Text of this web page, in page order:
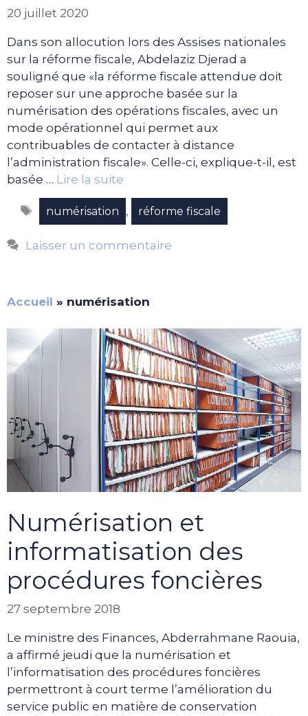
20 juillet 2020
Dans son allocution lors des Assises nationales
sur la réforme fiscale, Abdelaziz Djerad a
souligné que «la réforme fiscale attendue doit
reposer sur une approche basée sur la
numérisation des opérations fiscales, avec un
mode opérationnel qui permet aux
contribuables de contacter à distance
l’administration fiscale». Celle-ci, explique-t-il, est
basée … Lire la suite
Étiquettes
numérisation , réforme fiscale
Laisser un commentaire
Accueil » numérisation
Numérisation et
informatisation des
procédures foncières
27 septembre 2018
Le ministre des Finances, Abderrahmane Raouia,
a affirmé jeudi que la numérisation et
l’informatisation des procédures foncières
permettront à court terme l’amélioration du
service public en matière de conservation